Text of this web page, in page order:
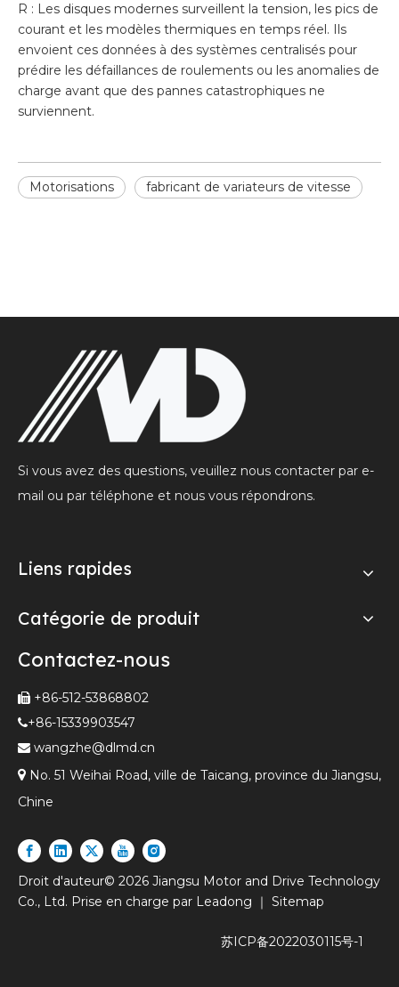
R : Les disques modernes surveillent la tension, les pics de
courant et les modèles thermiques en temps réel. Ils
envoient ces données à des systèmes centralisés pour
prédire les défaillances de roulements ou les anomalies de
charge avant que des pannes catastrophiques ne
surviennent.
Motorisations fabricant de variateurs de vitesse
Si vous avez des questions, veuillez nous contacter par e-
mail ou par téléphone et nous vous répondrons.
Liens rapides
Catégorie de produit
Contactez-nous
 +86-512-53868802
+86-15339903547
 wangzhe@dlmd.cn
 No. 51 Weihai Road, ville de Taicang, province du Jiangsu,
Chine
Droit d'auteur© 2026 Jiangsu Motor and Drive Technology
Co., Ltd. Prise en charge par Leadong ｜ Sitemap
苏ICP备2022030115号-1